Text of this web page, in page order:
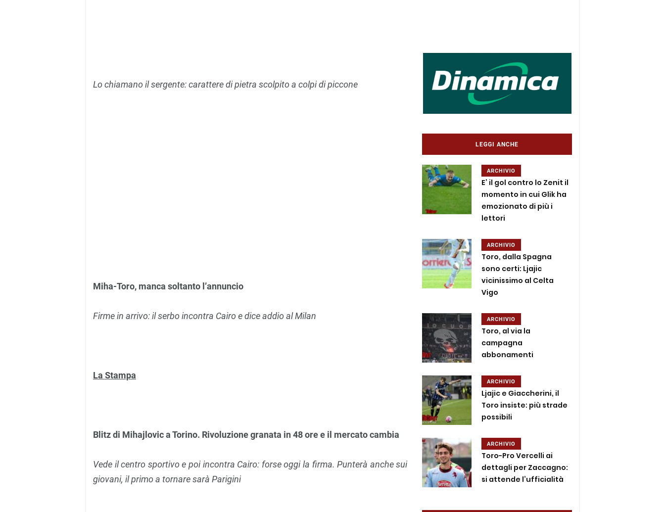
Lo chiamano il sergente: carattere di pietra scolpito a colpi di piccone
Miha-Toro, manca soltanto l’annuncio
Firme in arrivo: il serbo incontra Cairo e dice addio al Milan
La Stampa
Blitz di Mihajlovic a Torino. Rivoluzione granata in 48 ore e il mercato cambia
Vede il centro sportivo e poi incontra Cairo: forse oggi la firma. Punterà anche sui
giovani, il primo a tornare sarà Parigini
LEGGI ANCHE
ARCHIVIO
E’ il gol contro lo Zenit il
momento in cui Glik ha
emozionato di più i
lettori
ARCHIVIO
Toro, dalla Spagna
sono certi: Ljajic
vicinissimo al Celta
Vigo
ARCHIVIO
Toro, al via la
campagna
abbonamenti
ARCHIVIO
Ljajic e Giaccherini, il
Toro insiste: più strade
possibili
ARCHIVIO
Toro-Pro Vercelli ai
dettagli per Zaccagno:
si attende l’ufficialità